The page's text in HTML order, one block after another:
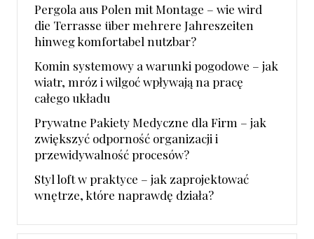
Pergola aus Polen mit Montage – wie wird
die Terrasse über mehrere Jahreszeiten
hinweg komfortabel nutzbar?
Komin systemowy a warunki pogodowe – jak
wiatr, mróz i wilgoć wpływają na pracę
całego układu
Prywatne Pakiety Medyczne dla Firm – jak
zwiększyć odporność organizacji i
przewidywalność procesów?
Styl loft w praktyce – jak zaprojektować
wnętrze, które naprawdę działa?